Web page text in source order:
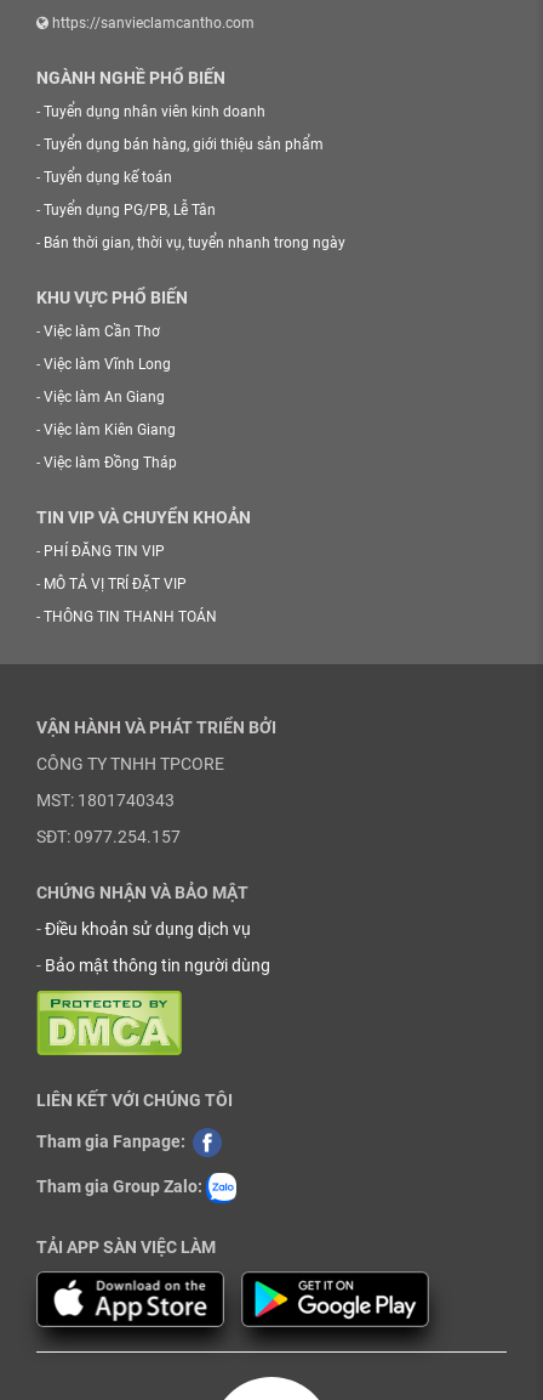
https://sanvieclamcantho.com
NGÀNH NGHỀ PHỔ BIẾN
- Tuyển dụng nhân viên kinh doanh
- Tuyển dụng bán hàng, giới thiệu sản phẩm
- Tuyển dụng kế toán
- Tuyển dụng PG/PB, Lễ Tân
- Bán thời gian, thời vụ, tuyển nhanh trong ngày
KHU VỰC PHỔ BIẾN
- Việc làm Cần Thơ
- Việc làm Vĩnh Long
- Việc làm An Giang
- Việc làm Kiên Giang
- Việc làm Đồng Tháp
TIN VIP VÀ CHUYỂN KHOẢN
- PHÍ ĐĂNG TIN VIP
- MÔ TẢ VỊ TRÍ ĐẶT VIP
- THÔNG TIN THANH TOÁN
VẬN HÀNH VÀ PHÁT TRIỂN BỞI
CÔNG TY TNHH TPCORE
MST: 1801740343
SĐT: 0977.254.157
CHỨNG NHẬN VÀ BẢO MẬT
-Điều khoản sử dụng dịch vụ
- Bảo mật thông tin người dùng
LIÊN KẾT VỚI CHÚNG TÔI
Tham gia Fanpage:
Tham gia Group Zalo:
TẢI APP SÀN VIỆC LÀM